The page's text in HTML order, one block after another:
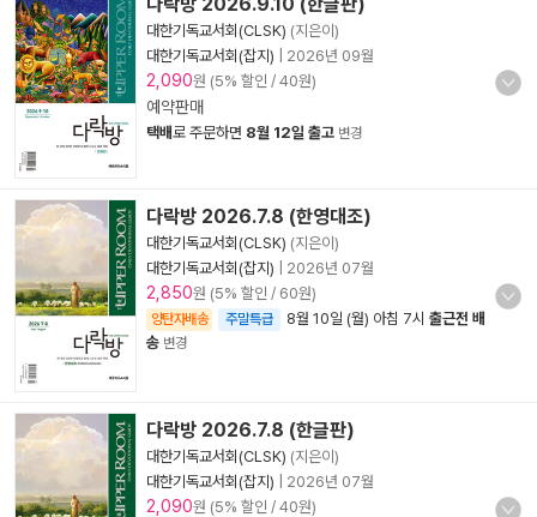
대한기독교서회(CLSK) (지은이)
대한기독교서회(잡지)
2026년 09월
2,090원 (5% 할인 / 40원)
예약판매
택배로 주문하면 8월 12일 출고 변경
다락방 2026.7.8 (한영대조)
대한기독교서회(CLSK) (지은이)
대한기독교서회(잡지)
2026년 07월
2,850원 (5% 할인 / 60원)
양탄자배송 주말특급 8월 10일 (월) 아침 7시 출근전 배
송 변경
다락방 2026.7.8 (한글판)
대한기독교서회(CLSK) (지은이)
대한기독교서회(잡지)
2026년 07월
2,090원 (5% 할인 / 40원)